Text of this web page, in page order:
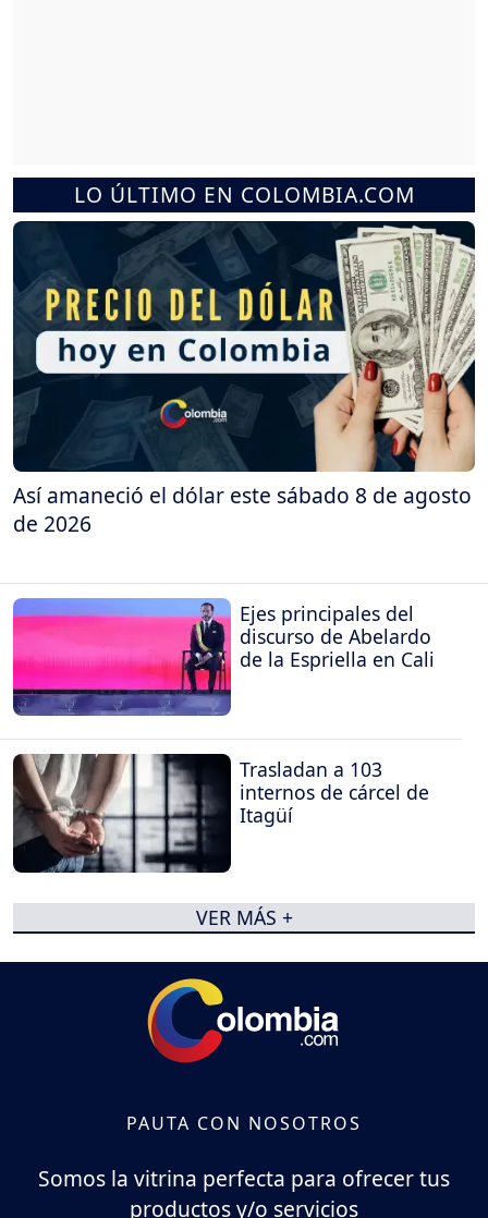
LO ÚLTIMO EN COLOMBIA.COM
Así amaneció el dólar este sábado 8 de agosto
de 2026
Ejes principales del
discurso de Abelardo
de la Espriella en Cali
Trasladan a 103
internos de cárcel de
Itagüí
VER MÁS +
PAUTA CON NOSOTROS
Somos la vitrina perfecta para ofrecer tus
productos y/o servicios